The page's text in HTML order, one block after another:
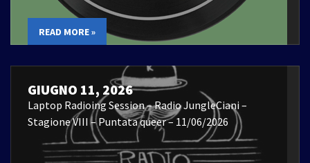
READ MORE »
GIUGNO 11, 2026
Laptop Radioing Session – Radio JungleCiani –
Stagione VIII – Puntata queer – 11/06/2026